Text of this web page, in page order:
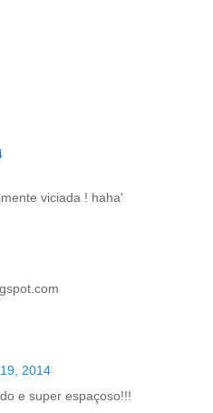
viciada ! haha'
2014
e super espaçoso!!!